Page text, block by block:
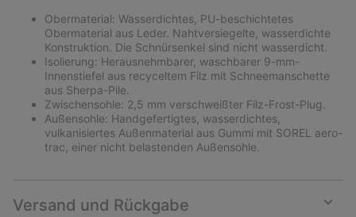
Obermaterial: Wasserdichtes, PU-beschichtetes
Obermaterial aus Leder. Nahtversiegelte, wasserdichte
Konstruktion. Die Schnürsenkel sind nicht wasserdicht.
Isolierung: Herausnehmbarer, waschbarer 9-mm-
Innenstiefel aus recyceltem Filz mit Schneemanschette
aus Sherpa-Pile.
Zwischensohle: 2,5 mm verschweißter Filz-Frost-Plug.
Außensohle: Handgefertigtes, wasserdichtes,
vulkanisiertes Außenmaterial aus Gummi mit SOREL aero-
trac, einer nicht belastenden Außensohle.
Versand und Rückgabe